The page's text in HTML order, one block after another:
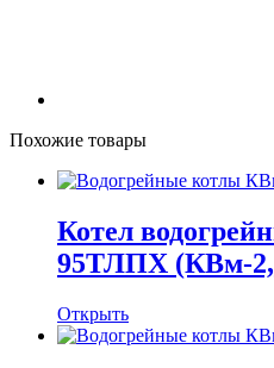
Похожие товары
Котел
95ТЛПХ (КВм-
Открыть